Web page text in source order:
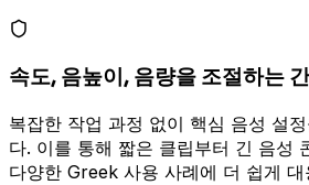
속도, 음높이, 음량을 조절하는
복잡한 작업 과정 없이 핵심 음성 설
다. 이를 통해 짧은 클립부터 긴 음성
다양한 Greek 사용 사례에 더 쉽게